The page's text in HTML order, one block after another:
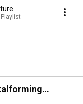
Schuler · Playlist